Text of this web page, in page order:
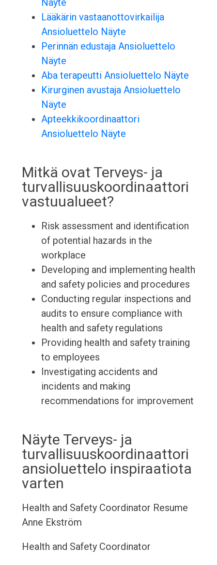
Näyte
Lääkärin vastaanottovirkailija
Ansioluettelo Näyte
Perinnän edustaja Ansioluettelo
Näyte
Aba terapeutti Ansioluettelo Näyte
Kirurginen avustaja Ansioluettelo
Näyte
Apteekkikoordinaattori
Ansioluettelo Näyte
Mitkä ovat Terveys- ja
turvallisuuskoordinaattori
vastuualueet?
Risk assessment and identification
of potential hazards in the
workplace
Developing and implementing health
and safety policies and procedures
Conducting regular inspections and
audits to ensure compliance with
health and safety regulations
Providing health and safety training
to employees
Investigating accidents and
incidents and making
recommendations for improvement
Näyte Terveys- ja
turvallisuuskoordinaattori
ansioluettelo inspiraatiota
varten
Health and Safety Coordinator Resume
Anne Ekström
Health and Safety Coordinator